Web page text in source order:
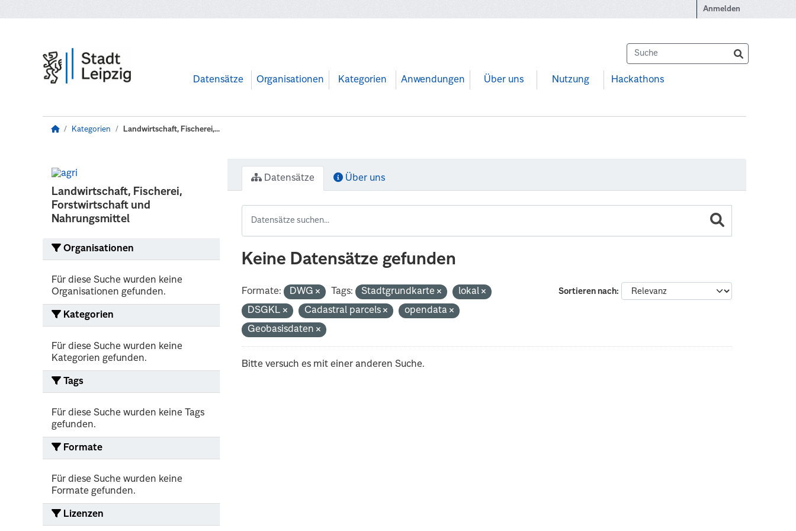
Anmelden
Datensätze Organisationen Kategorien Anwendungen Über uns Nutzung Hackathons
Kategorien Landwirtschaft, Fischerei,...
Landwirtschaft, Fischerei,
Forstwirtschaft und
Nahrungsmittel
Organisationen
Für diese Suche wurden keine
Organisationen gefunden.
Kategorien
Für diese Suche wurden keine
Kategorien gefunden.
Tags
Für diese Suche wurden keine Tags
gefunden.
Formate
Für diese Suche wurden keine
Formate gefunden.
Lizenzen
Datensätze Über uns
Keine Datensätze gefunden
Sortieren nach
Formate: DWG Tags: Stadtgrundkarte
lokal
DSGKL
Cadastral parcels
opendata
Geobasisdaten
Bitte versuch es mit einer anderen Suche.